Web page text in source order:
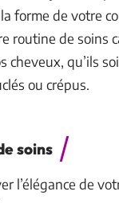
forme de votre
routine de soins
cheveux, qu’ils
ou crépus.
soins
l’élégance de